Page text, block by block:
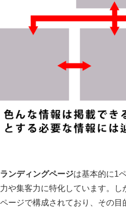
ランディングページは基本的に1
力や集客力に特化しています。
ページで構成されており、その